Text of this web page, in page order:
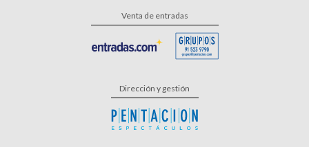
Venta de entradas
Dirección y gestión